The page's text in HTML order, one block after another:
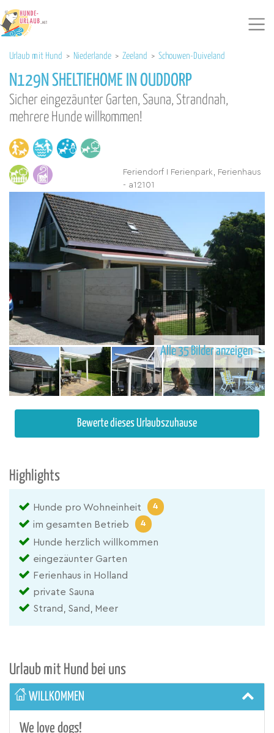
Urlaub mit Hund > Niederlande > Zeeland > Schouwen-Duiveland
N129N SHELTIEHOME IN OUDDORP
Sicher eingezäunter Garten, Sauna, Strandnah,
mehrere Hunde willkommen!
Feriendorf I Ferienpark, Ferienhaus
- a12101
Alle 35 Bilder anzeigen
Bewerte dieses Urlaubszuhause
Highlights
Hunde pro Wohneinheit 4
im gesamten Betrieb 4
Hunde herzlich willkommen
eingezäunter Garten
Ferienhaus in Holland
private Sauna
Strand, Sand, Meer
Urlaub mit Hund bei uns
WILLKOMMEN
We love dogs!